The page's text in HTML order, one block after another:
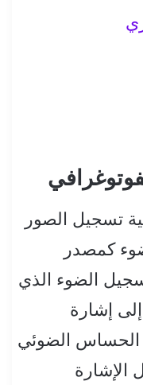
تسجيل الصور
كمصدر
الضوء الذي
إشارة
الحساس الضوئي
الإشارة